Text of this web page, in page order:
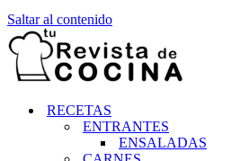
Saltar al contenido
RECETAS
ENTRANTES
ENSALADAS